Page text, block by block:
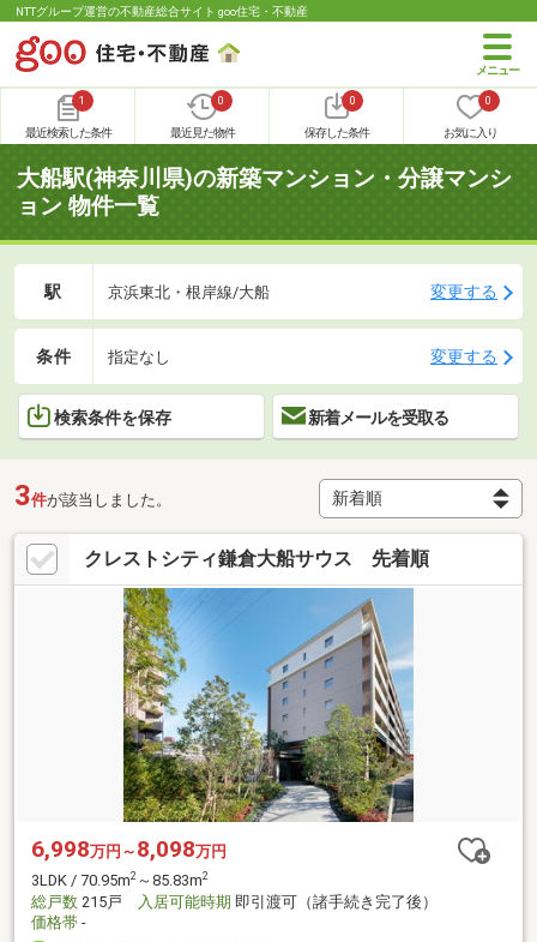
NTTグループ運営の不動産総合サイト goo住宅・不動産
1
最近検索した条件
0
最近見た物件
0
保存した条件
0
お気に入り
大船駅(神奈川県)の新築マンション・分譲マンシ
ョン 物件一覧
駅 京浜東北・根岸線/大船 変更する
条件 指定なし 変更する
検索条件を保存 新着メールを受取る
3件が該当しました。
クレストシティ鎌倉大船サウス 先着順
6,998万円～ 8,098万円
3LDK / 70.95m2 ～85.83m2
総戸数 215戸 入居可能時期 即引渡可（諸手続き完了後）
価格帯 -